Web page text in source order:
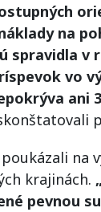
na
spravidla v
vo
ani
na
krajinách.
pevnou